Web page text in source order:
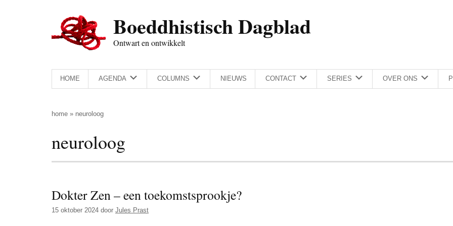
Boeddhistisch Dagblad
Ontwart en ontwikkelt
HOME AGENDA COLUMNS NIEUWS CONTACT SERIES OVER ONS
home » neuroloog
neuroloog
Dokter Zen – een toekomstsprookje?
15 oktober 2024 door Jules Prast